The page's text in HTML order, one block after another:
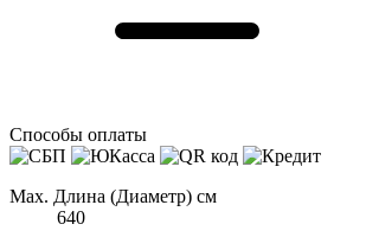
Способы оплаты
Max. Длина (Диаметр) см
640